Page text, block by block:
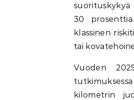
30
klassinen
tai
Vuoden
kilometrin